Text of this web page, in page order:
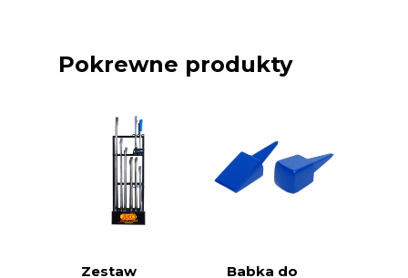
Pokrewne produkty
Zestaw
Babka do